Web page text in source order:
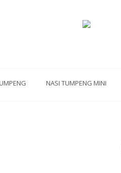
NASI TUMPENG MINI